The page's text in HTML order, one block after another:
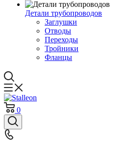
Детали трубопроводов
Заглушки
Отводы
Переходы
Тройники
Фланцы
0